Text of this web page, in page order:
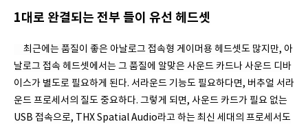
1대로 완결되는 전부 들이 유선 헤드셋
최근에는 품질이 좋은 아날로그 접속형 게이머용 헤드셋도 많지만, 아
날로그 접속 헤드셋에서는 그 품질에 알맞은 사운드 카드나 사운드 디바
이스가 별도로 필요하게 된다. 서라운드 기능도 필요하다면, 버추얼 서라
운드 프로세서의 질도 중요하다. 그렇게 되면, 사운드 카드가 필요 없는
USB 접속으로, THX Spatial Audio라고 하는 최신 세대의 프로세서도